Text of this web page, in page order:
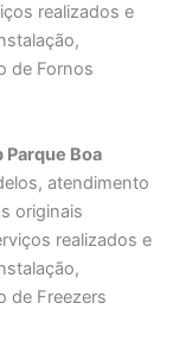
realizados e
de Fornos
Boa
atendimento
originais
realizados e
de Freezers